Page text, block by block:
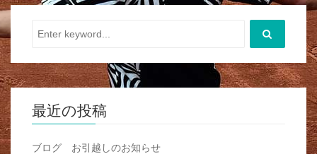
最近の投稿
ブログ お引越しのお知らせ